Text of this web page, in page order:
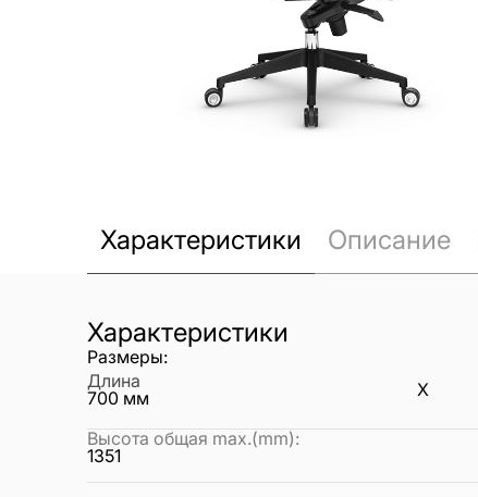
Характеристики Описание
Характеристики
Размеры:
Длина
700 мм X
Высота общая max.(mm):
1351